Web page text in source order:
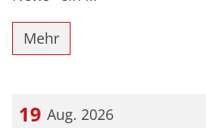
Mehr
19 Aug. 2026